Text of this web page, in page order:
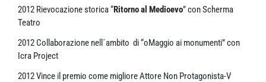
2012 Rievocazione storica “Ritorno al Medioevo” con Scherma
Teatro
2012 Collaborazione nell´ambito di “oMaggio ai monumenti” con
Icra Project
2012 Vince il premio come migliore Attore Non Protagonista-V